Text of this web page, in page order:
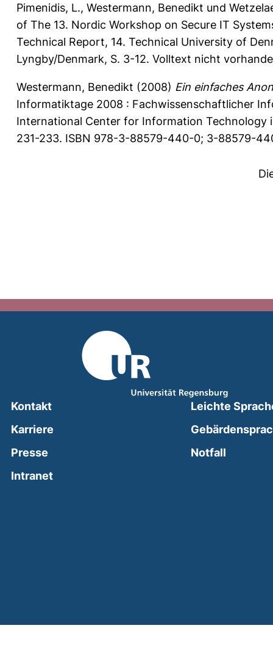
Pimenidis, L., Westermann, Benedikt und
of The 13. Nordic Workshop on Secure IT
Technical Report, 14. Technical University of
Lyngby/Denmark, S. 3-12. Volltext nicht
Westermann, Benedikt (2008) Ein einfaches
Informatiktage 2008 : Fachwissenschaftlicher
International Center for Information Technology
231-233. ISBN 978-3-88579-440-0; 3-88579-
Kontakt
Karriere
Presse
Intranet(external link, opens in a new window)
Leichte
Notfall